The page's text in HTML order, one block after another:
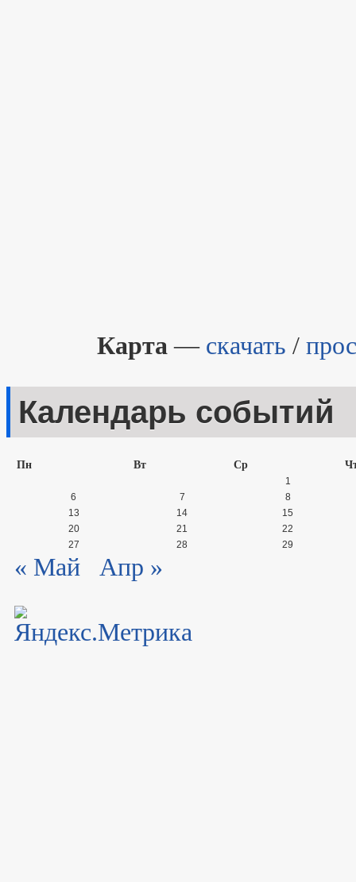
Карта — скачать /
Календарь событий
Пн Вт Ср
1
6
7
8
13
14
15
20
21
22
27
28 29
« Май Апр »